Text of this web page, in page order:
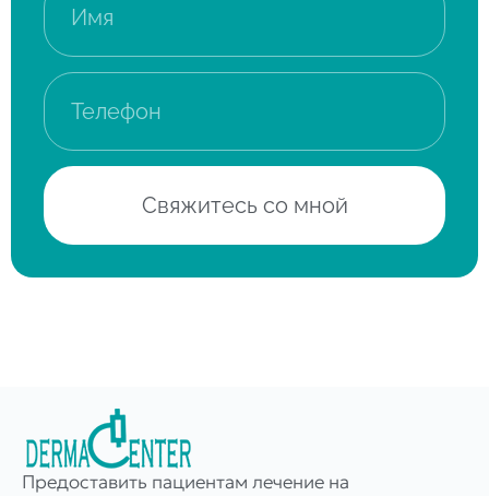
Свяжитесь со мной
Предоставить пациентам лечение на